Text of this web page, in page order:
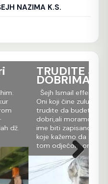
NAZIMA K.S.
DA BUDETE SA
Bismillahi-r-Rahmani-r-
će sigurno biti kažnjeni. Zato
sa dobrima. Ne moramo biti
biti sa dobrima. Onda će
sa njihovim i pazite. Za one
su dobri,oni su sigurno
imaju nur. Iako ti […]
Sljedeća